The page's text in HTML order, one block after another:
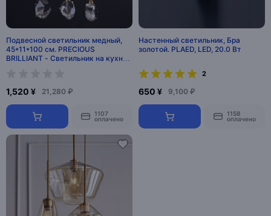
Подвесной светильник медный,
45*11*100 см. PRECIOUS
BRILLIANT - Cветильник на кухню
1,520 ¥ 21,280 ₽
1107
оплачено
Настенный светильник, Бра
золотой. PLAED, LED, 20.0 Вт
2
650 ¥ 9,100 ₽
1158
оплачено